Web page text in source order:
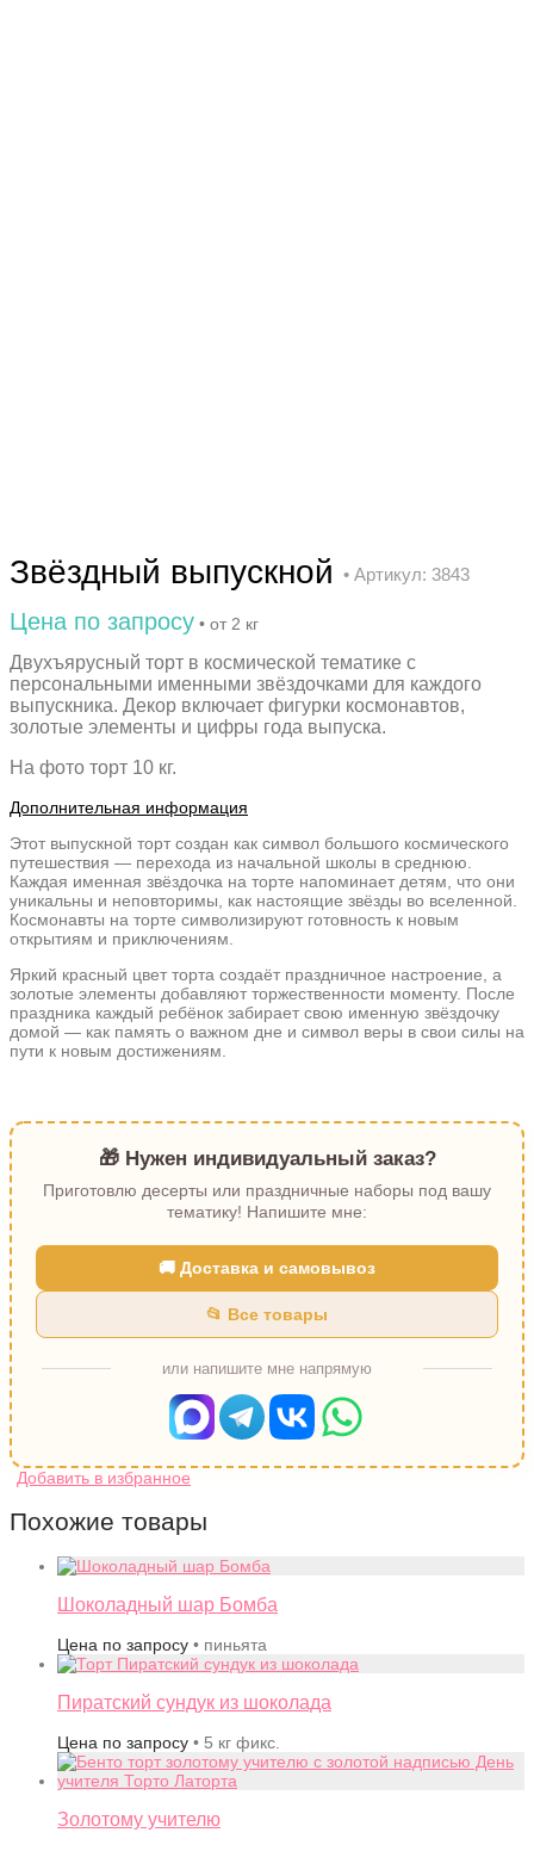
Звёздный выпускной • Артикул: 3843
Цена по запросу • от 2 кг
Двухъярусный торт в космической тематике с
персональными именными звёздочками для каждого
выпускника. Декор включает фигурки космонавтов,
золотые элементы и цифры года выпуска.
На фото торт 10 кг.
Дополнительная информация
Этот выпускной торт создан как символ большого космического
путешествия — перехода из начальной школы в среднюю.
Каждая именная звёздочка на торте напоминает детям, что они
уникальны и неповторимы, как настоящие звёзды во вселенной.
Космонавты на торте символизируют готовность к новым
открытиям и приключениям.
Яркий красный цвет торта создаёт праздничное настроение, а
золотые элементы добавляют торжественности моменту. После
праздника каждый ребёнок забирает свою именную звёздочку
домой — как память о важном дне и символ веры в свои силы на
пути к новым достижениям.
🎁 Нужен индивидуальный заказ?
Приготовлю десерты или праздничные наборы под вашу
тематику! Напишите мне:
🚚 Доставка и самовывоз
📂 Все товары
или напишите мне напрямую
Похожие товары
Шоколадный шар Бомба
Цена по запросу • пиньята
Пиратский сундук из шоколада
Цена по запросу • 5 кг фикс.
Золотому учителю